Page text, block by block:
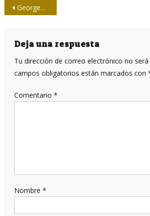
Navegación
entradas
Georges Méliès: la industria cinematográfica nació en Francia
Deja una respuesta
Tu dirección de correo electrónico no será
campos obligatorios están marcados con
Comentario *
Nombre *